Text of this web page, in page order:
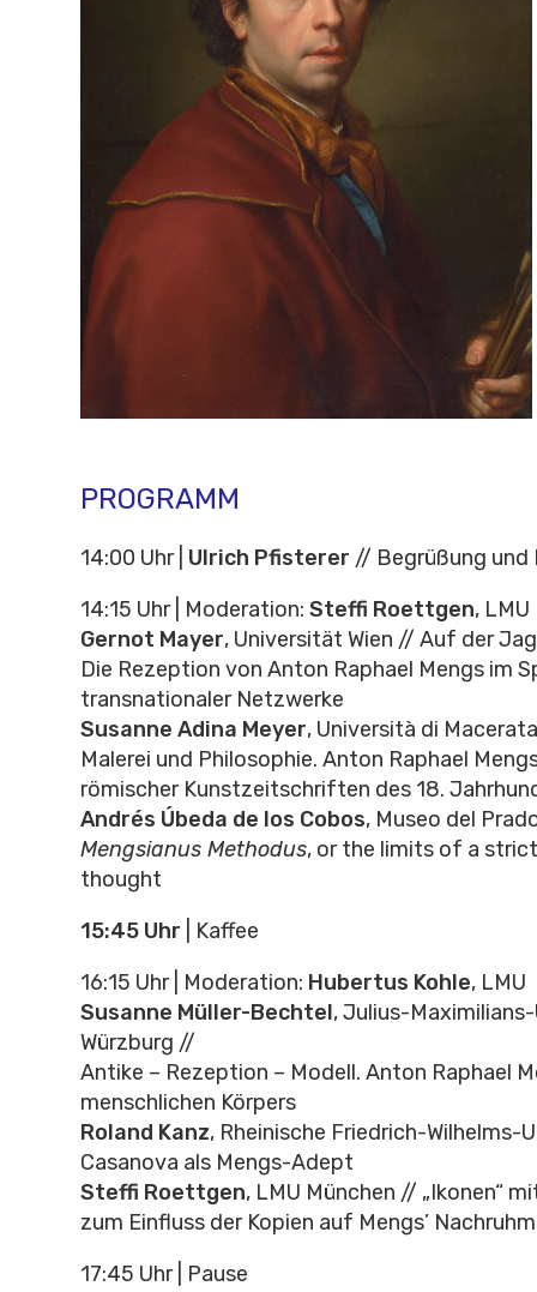
PROGRAMM
14:00 Uhr | Ulrich Pfisterer // Begrüßung und
14:15 Uhr
Moderation: Steffi Roettgen, LMU
Gernot Mayer, Universität Wien // Auf der
Die Rezeption von Anton Raphael Mengs im
transnationaler Netzwerke
Susanne Adina Meyer, Università di
Malerei und Philosophie. Anton Raphael
römischer Kunstzeitschriften des 18.
Andrés Úbeda de los Cobos, Museo del
Mengsianus Methodus, or the limits of a
thought
15:45 Uhr | Kaffee
16:15 Uhr | Moderation: Hubertus Kohle, LMU
Susanne Müller-Bechtel, Julius-
Würzburg //
Antike – Rezeption – Modell. Anton Raphael
menschlichen Körpers
Roland Kanz, Rheinische Friedrich-
Casanova als Mengs-Adept
Steffi Roettgen, LMU München // „Ikonen“
zum Einfluss der Kopien auf Mengs’ Nachruhm
17:45 Uhr | Pause